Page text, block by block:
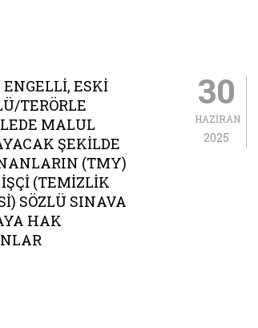
ESKI
TERÖRLE
MALUL
ŞEKILDE
(TMY)
(TEMIZLIK
SÖZLÜ SINAVA
HAK
30
HAZIRAN
2025